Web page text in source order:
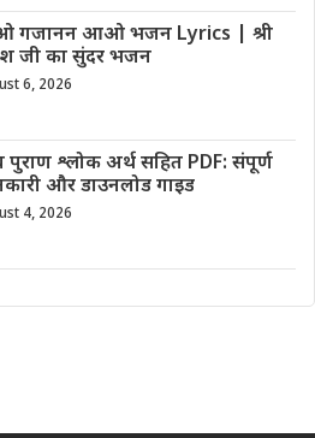
आओ भजन Lyrics | श्री
जी का सुंदर भजन
6, 2026
पुराण श्लोक अर्थ सहित PDF: संपूर्ण
और डाउनलोड गाइड
4, 2026